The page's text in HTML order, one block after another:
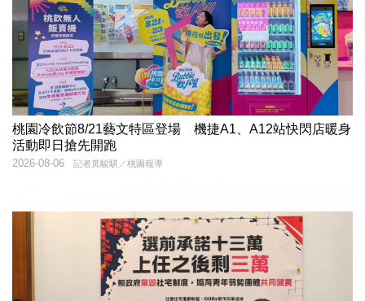
桃園冷飲節8/21藝文特區登場 機捷A1、A12站快閃店暖身
活動即日搶先開跑
記者黃駿騏／桃園報導
2026-08-06